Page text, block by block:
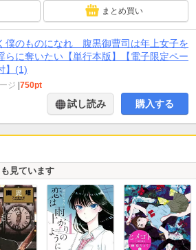
まとめ買い
僕のものになれ 腹黒御曹司は年上女子を
らに奪いたい【単行本版】【電子限定ペー
】(1)
ジ |750pt
試し読み 購入する
見ています